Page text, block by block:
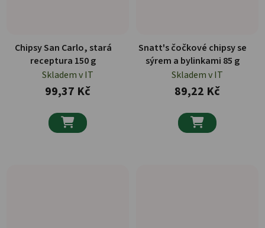
Chipsy San Carlo, stará
receptura 150 g
Skladem v IT
99,37 Kč

Snatt's čočkové chipsy se
sýrem a bylinkami 85 g
Skladem v IT
89,22 Kč
